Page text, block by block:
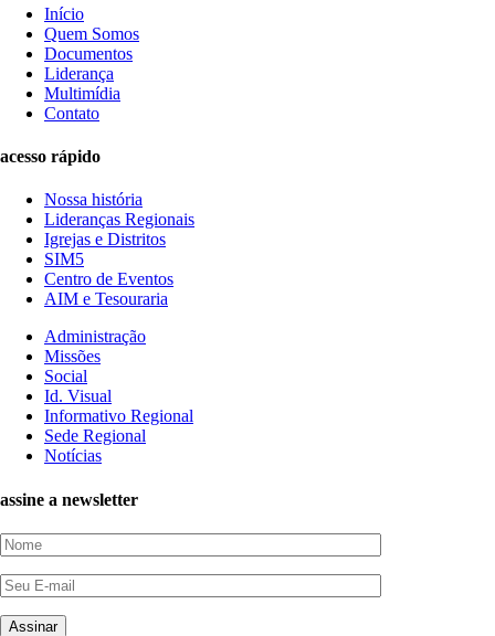
Início
Quem Somos
Documentos
Liderança
Multimídia
Contato
acesso rápido
Nossa história
Lideranças Regionais
Igrejas e Distritos
SIM5
Centro de Eventos
AIM e Tesouraria
Administração
Missões
Social
Id. Visual
Informativo Regional
Sede Regional
Notícias
assine a newsletter